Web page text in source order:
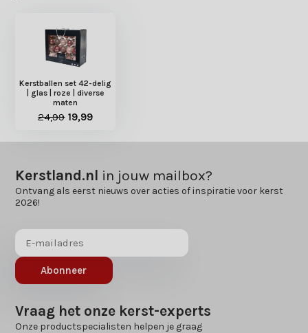
Kerstballen set 42-delig
| glas | roze | diverse
maten
24,99 19,99
Kerstland.nl in jouw mailbox?
Ontvang als eerst nieuws over acties of inspiratie voor kerst
2026!
Abonneer
Vraag het onze kerst-experts
Onze productspecialisten helpen je graag